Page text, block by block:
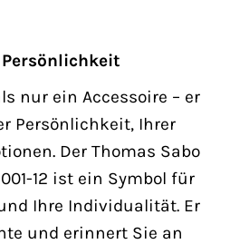
nur ein Accessoire – er
Persönlichkeit, Ihrer
Der Thomas Sabo
12 ist ein Symbol für
Ihre Individualität. Er
und erinnert Sie an